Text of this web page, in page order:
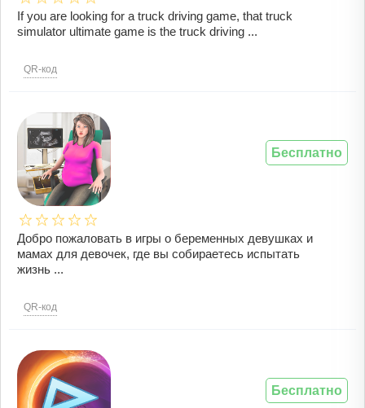
If you are looking for a truck driving game, that truck
simulator ultimate game is the truck driving ...
QR-код
Добро пожаловать в игры о беременных девушках и
мамах для девочек, где вы собираетесь испытать
жизнь ...
QR-код
Бесплатно
Бесплатно